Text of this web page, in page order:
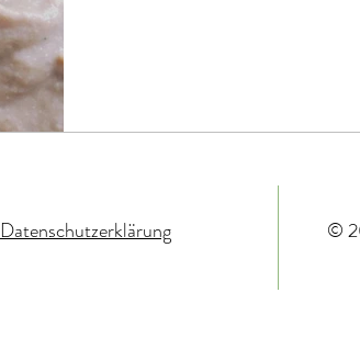
Datenschutzerklärung ©